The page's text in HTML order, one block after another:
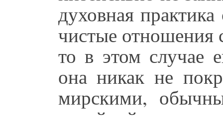
духовная
чистые
то в этом случае
она никак не
мирскими,